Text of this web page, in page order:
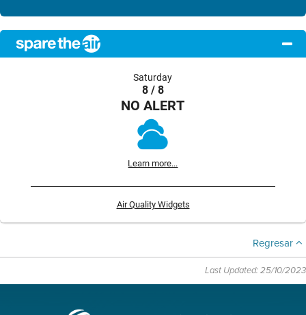
Saturday
8 / 8
NO ALERT
Learn more...
Air Quality Widgets
Regresar
Last Updated: 25/10/2023